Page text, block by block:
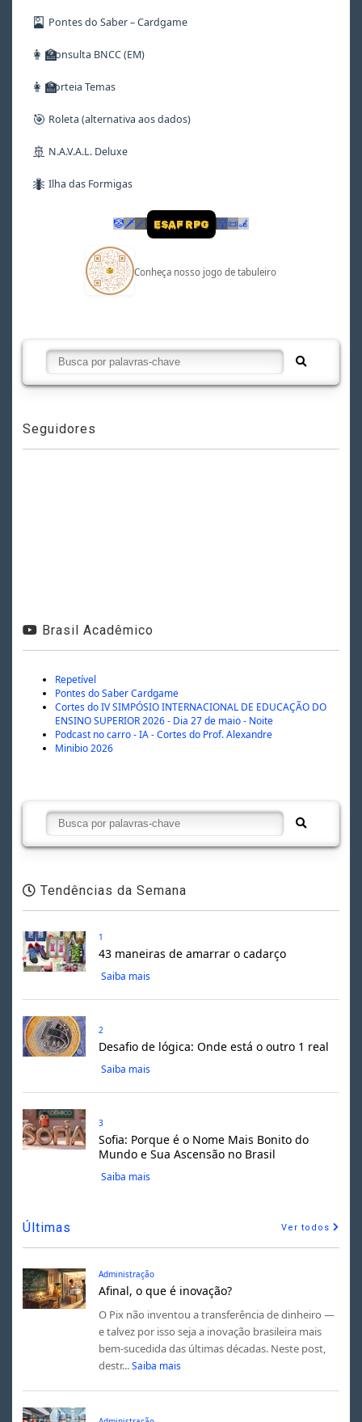
🎴 Pontes do Saber – Cardgame
👩‍🏫Consulta BNCC (EM)
👩‍🏫Sorteia Temas
🎯 Roleta (alternativa aos dados)
🚢 N.A.V.A.L. Deluxe
🐜 Ilha das Formigas
🤡 🗡🪄 ESAF RPG 👹📜🦼
Conheça nosso jogo de tabuleiro
Seguidores
Brasil Acadêmico
Repetível
Pontes do Saber Cardgame
Cortes do IV SIMPÓSIO INTERNACIONAL DE EDUCAÇÃO DO
ENSINO SUPERIOR 2026 - Dia 27 de maio - Noite
Podcast no carro - IA - Cortes do Prof. Alexandre
Minibio 2026
Tendências da Semana
1
43 maneiras de amarrar o cadarço
Saiba mais
2
Desafio de lógica: Onde está o outro 1 real
Saiba mais
3
Sofia: Porque é o Nome Mais Bonito do
Mundo e Sua Ascensão no Brasil
Saiba mais
Últimas Ver todos
Administração
Afinal, o que é inovação?
O Pix não inventou a transferência de dinheiro —
e talvez por isso seja a inovação brasileira mais
bem-sucedida das últimas décadas. Neste post,
destr... Saiba mais